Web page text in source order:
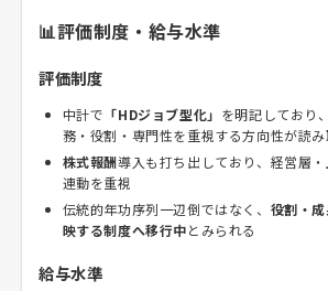
📊評価制度・給与水準
評価制度
中計で 「HDジョブ型化」 を明記しており
務・役割・専門性を重視する方向性が読み
株式報酬導入も打ち出しており、経営層
連動を重視
伝統的年功序列一辺倒ではなく、 役割・
映する制度へ移行中とみられる
給与水準